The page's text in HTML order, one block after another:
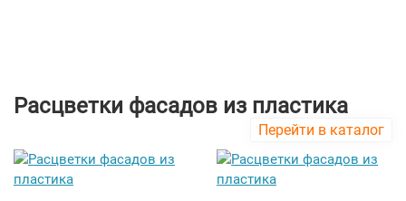
Расцветки фасадов из пластика
Перейти в каталог